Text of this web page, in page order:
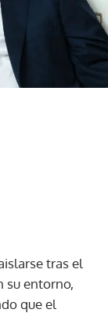
tras el
su entorno,
que el